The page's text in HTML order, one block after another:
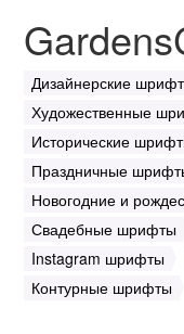
Дизайнерские
Художественные
Исторические
Праздничные
Новогодние и
Свадебные шрифты
Instagram шрифты
Контурные шрифты